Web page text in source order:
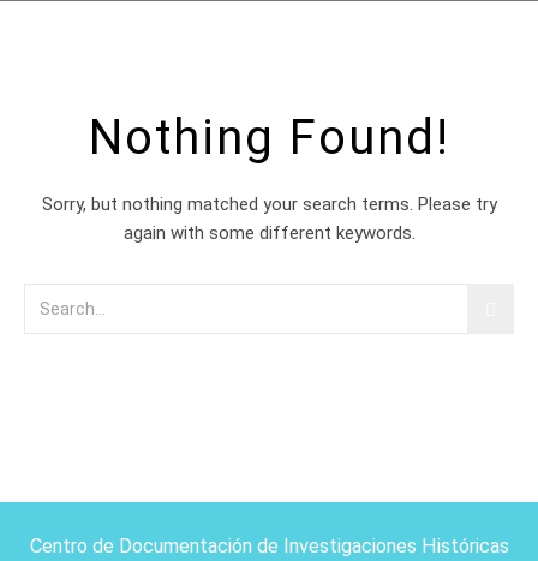
Nothing Found!
Sorry, but nothing matched your search terms. Please try
again with some different keywords.
Centro de Documentación de Investigaciones Históricas